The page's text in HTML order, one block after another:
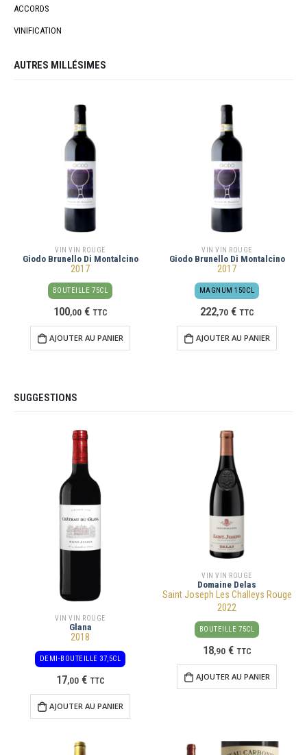
ACCORDS
VINIFICATION
AUTRES MILLÉSIMES
VIN VIN ROUGE
Giodo Brunello Di Montalcino
2017
BOUTEILLE 75CL
100,00 € TTC
AJOUTER AU PANIER
VIN VIN ROUGE
Giodo Brunello Di Montalcino
2017
MAGNUM 150CL
222,70 € TTC
AJOUTER AU PANIER
SUGGESTIONS
VIN VIN ROUGE
Glana
2018
DEMI-BOUTEILLE 37,5CL
17,00 € TTC
AJOUTER AU PANIER
VIN VIN ROUGE
Domaine Delas
Saint Joseph Les Challeys Rouge
2022
BOUTEILLE 75CL
18,90 € TTC
AJOUTER AU PANIER